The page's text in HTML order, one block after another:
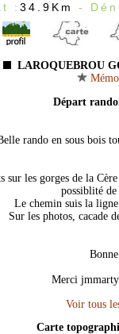
:34.9Km -
LAROQUEBROU
Départ
rando en sous bois
sur les gorges de la
possiblité de
Le chemin suis la
Sur les photos, cacade
Merci jmmarty
Carte